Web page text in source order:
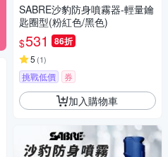
SABRE沙豹防身噴霧器-輕量鑰
匙圈型(粉紅色/黑色)
$531 86折
5 (1)
挑戰低價 券
加入購物車